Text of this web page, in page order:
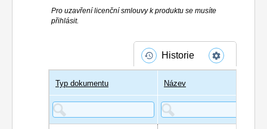
Pro uzavření licenční smlouvy k produktu se musíte
přihlásit.
Historie
Typ dokumentu Název